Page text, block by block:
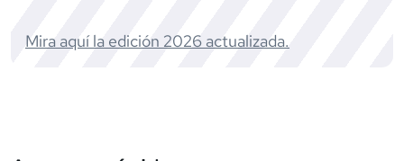
Mira aquí la edición 2026 actualizada.